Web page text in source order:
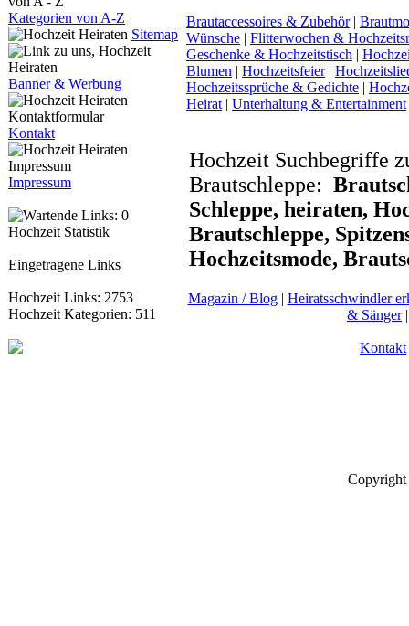
Kategorien von A-Z
Sitemap
Banner & Werbung
Kontakt
Impressum
Hochzeit Statistik
Eingetragene Links
Hochzeit Links: 2753
Hochzeit Kategorien: 511
Brautaccessoires & Zubehör|
Wünsche | Flitterwochen &
Geschenke & Hochzeitstisch |
Blumen | Hochzeitsfeier|
Hochzeitssprüche & Gedichte |
Heirat | Unterhaltung & Entertainment
Hochzeit Suchbegriffe
Brautschleppe:
Schleppe, heiraten,
Brautschleppe,
Hochzeitsmode,
Magazin / Blog| Heiratsschwindler
& Sänger
Kontakt
Copyright